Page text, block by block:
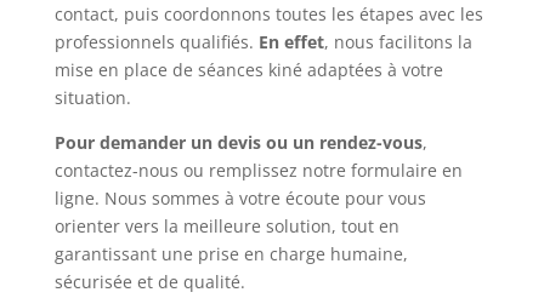
contact, puis coordonnons toutes les étapes avec les
professionnels qualifiés. En effet, nous facilitons la
mise en place de séances kiné adaptées à votre
situation.
Pour demander un devis ou un rendez-vous,
contactez-nous ou remplissez notre formulaire en
ligne. Nous sommes à votre écoute pour vous
orienter vers la meilleure solution, tout en
garantissant une prise en charge humaine,
sécurisée et de qualité.